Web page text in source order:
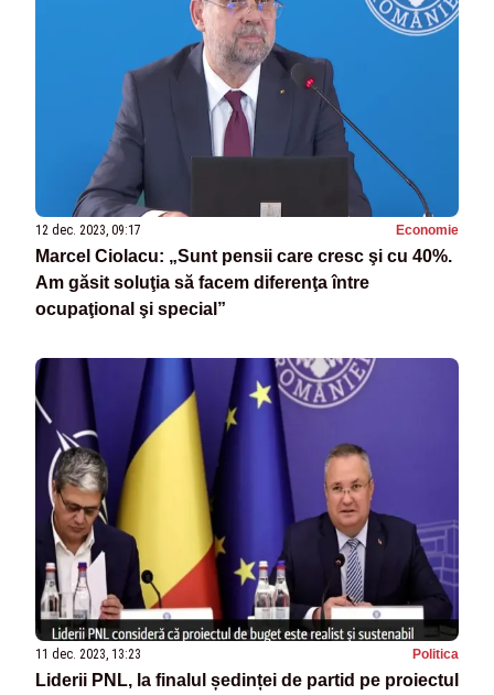
12 dec. 2023, 09:17 Economie
Marcel Ciolacu: „Sunt pensii care cresc şi cu 40%.
Am găsit soluţia să facem diferenţa între
ocupaţional şi special”
11 dec. 2023, 13:23 Politica
Liderii PNL, la finalul ședinței de partid pe proiectul